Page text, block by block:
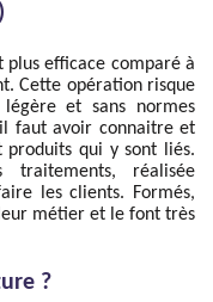
plus efficace comparé à
Cette opération risque
et sans normes
faut avoir connaitre et
produits qui y sont liés.
traitements, réalisée
les clients. Formés,
métier et le font très
?